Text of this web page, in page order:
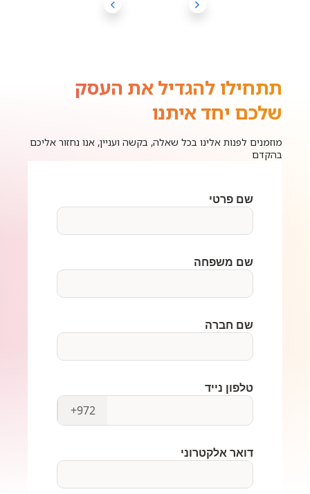
תתחילו להגדיל את העסק
שלכם יחד איתנו
מוזמנים לפנות אלינו בכל שאלה, בקשה ועניין, אנו נחזור אליכם
בהקדם